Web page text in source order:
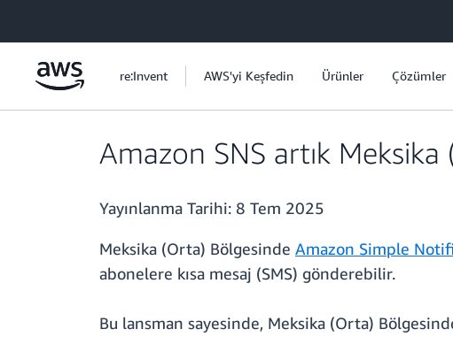
re:Invent AWS'yi Keşfedin Ürünler Çözümler
Amazon SNS artık
Yayınlanma Tarihi: 8 Tem 2025
Meksika (Orta) Bölgesinde Amazon Simple
abonelere kısa mesaj (SMS) gönderebilir.
Bu lansman sayesinde, Meksika (Orta)